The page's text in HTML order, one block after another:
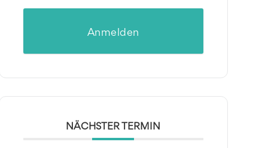
Anmelden
NÄCHSTER TERMIN